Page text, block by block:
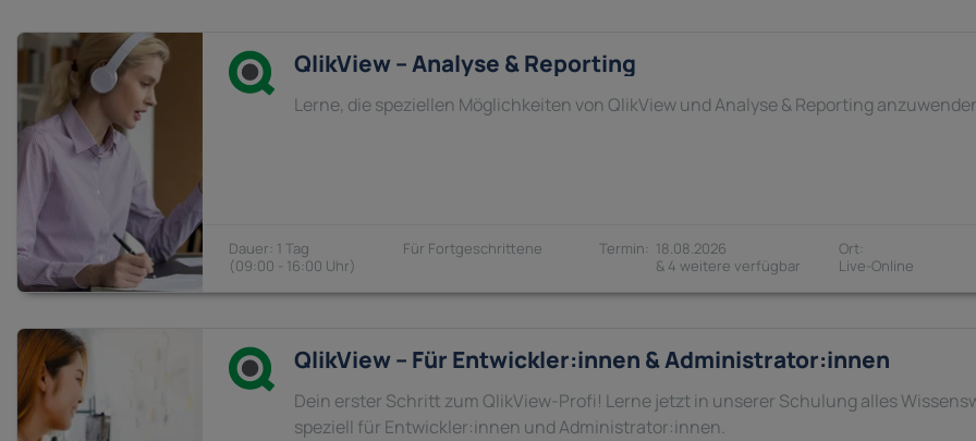
QlikView – Analyse & Reporting
Lerne, die speziellen Möglichkeiten von QlikView und Analyse & Reporting
1 Tag
09:00 - 16:00
Fortgeschrittene
18.08.2026
& 4 weitere verfügbar
QlikView – Für Entwickler:innen & Administrator:innen
Dein erster Schritt zum QlikView-Profi! Lerne jetzt in unserer Schulung alles
speziell für Entwickler:innen und Administrator:innen.